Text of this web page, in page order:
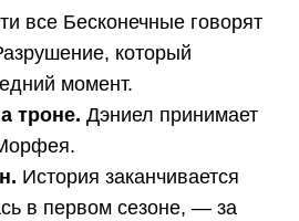
все Бесконечные говорят
который
момент.
троне. Дэниел принимает
История заканчивается
в первом сезоне, — за